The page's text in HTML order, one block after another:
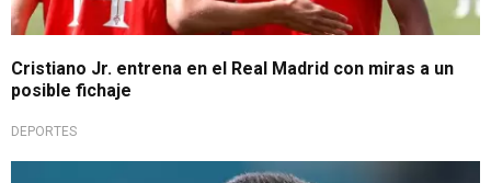
Cristiano Jr. entrena en el Real Madrid con miras a un
posible fichaje
DEPORTES